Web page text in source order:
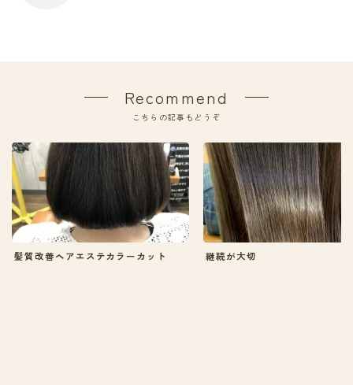
Recommend
こちらの記事もどうぞ
髪質改善ヘアエステカラーカット 継続が大切